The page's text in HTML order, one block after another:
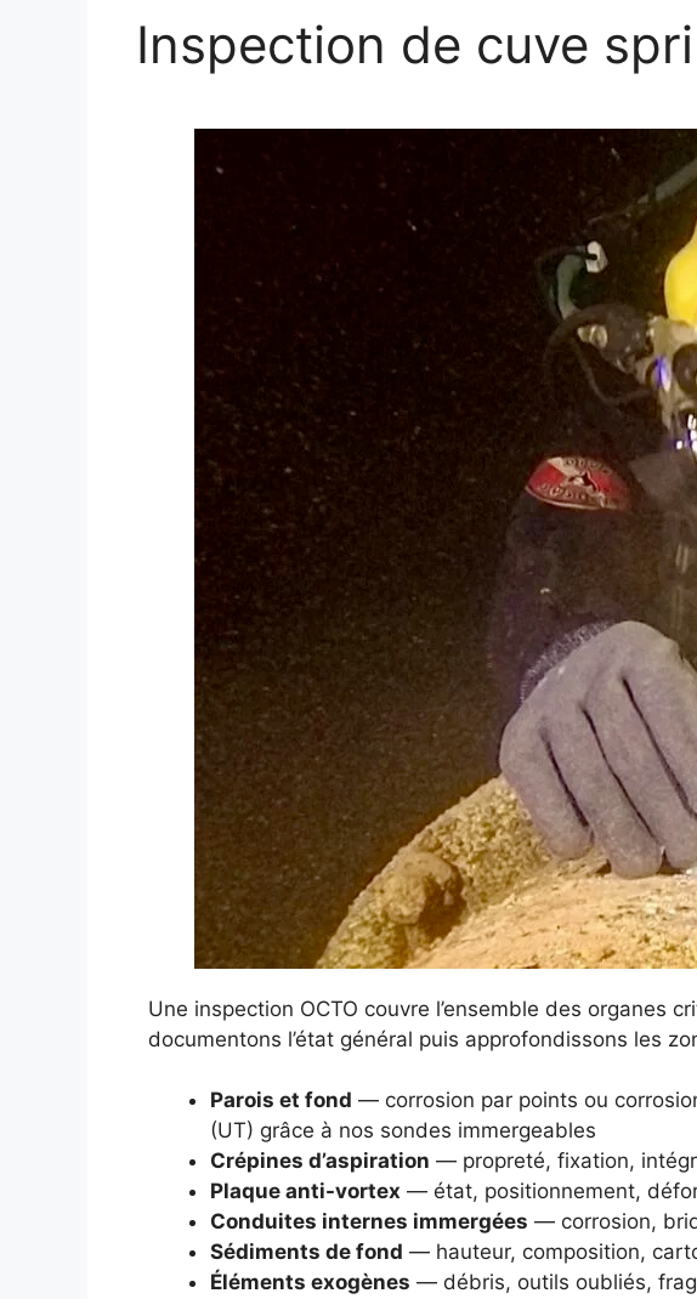
Inspection de cuve
Une inspection OCTO couvre l’ensemble des organes
documentons l’état général puis approfondissons les
Parois et fond — corrosion par points ou
(UT) grâce à nos sondes immergeables
Crépines d’aspiration — propreté, fixation,
Plaque anti-vortex — état, positionnement,
Conduites internes immergées — corrosion,
Sédiments de fond — hauteur, composition,
Éléments exogènes — débris, outils oubliés,